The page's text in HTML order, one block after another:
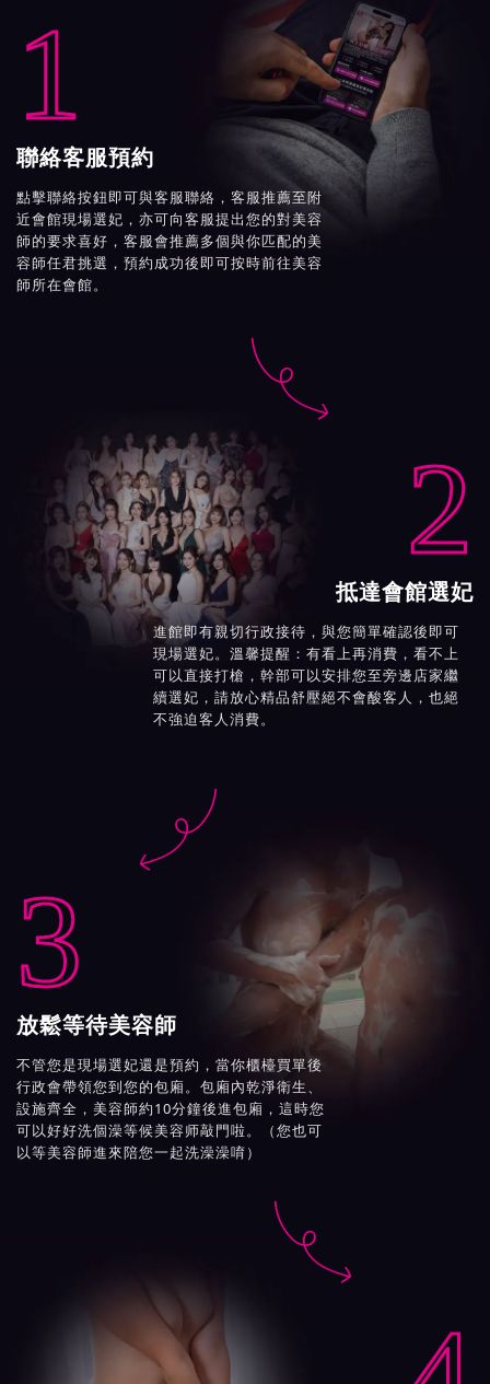
1
聯絡客服預約
點擊聯絡按鈕即可與客服聯絡，客服推薦至附
近會館現場選妃，亦可向客服提出您的對美容
師的要求喜好，客服會推薦多個與你匹配的美
容師任君挑選，預約成功後即可按時前往美容
師所在會館。

2
抵達會館選妃
進館即有親切行政接待，與您簡單確認後即可
現場選妃。溫馨提醒：有看上再消費，看不上
可以直接打槍，幹部可以安排您至旁邊店家繼
續選妃，請放心精品舒壓絕不會酸客人，也絕
不強迫客人消費。

3
放鬆等待美容師
不管您是現場選妃還是預約，當你櫃檯買單後
行政會帶領您到您的包廂。包廂內乾淨衛生、
設施齊全，美容師約10分鐘後進包廂，這時您
可以好好洗個澡等候美容师敲門啦。（您也可
以等美容師進來陪您一起洗澡澡唷）
